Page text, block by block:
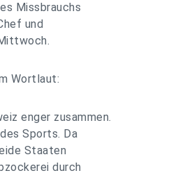
Missbrauchs
und
Wortlaut:
enger zusammen.
Sports. Da
Staaten
durch